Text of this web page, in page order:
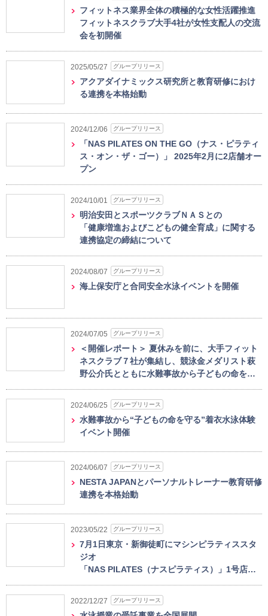
フィットネス業界全体の積極的な女性活躍推進
フィットネスクラブ大手4社が女性支配人の交流
会を初開催
2025/05/27 グループリリース
アクアダイナミックス研究所と教育研修におけ
る連携を本格始動
2024/12/06 グループリリース
「NAS PILATES ON THE GO（ナス・ピラティ
ス・オン・ザ・ゴー）」 2025年2月に2店舗オー
プン
2024/10/01 グループリリース
明治安田とスポーツクラブＮＡＳとの
「健康増進およびこどもの健全育成」に関する
連携協定の締結について
2024/08/07 グループリリース
海上保安庁と合同安全水泳イベントを開催
2024/07/05 グループリリース
＜開催レポート＞ 夏休みを前に、大手フィット
ネスクラブ７社が集結し、競泳金メダリスト萩
野公介氏とともに水難事故から子どもの命を…
2024/06/25 グループリリース
水難事故から“子どもの命を守る”着衣水泳体験
イベント開催
2024/06/07 グループリリース
NESTA JAPANとパーソナルトレーナー教育研修
連携を本格始動
2023/05/22 グループリリース
7月1日東京・新御徒町にマシンピラティススタ
ジオ
「NAS PILATES（ナスピラティス）」1号店…
2022/12/27 グループリリース